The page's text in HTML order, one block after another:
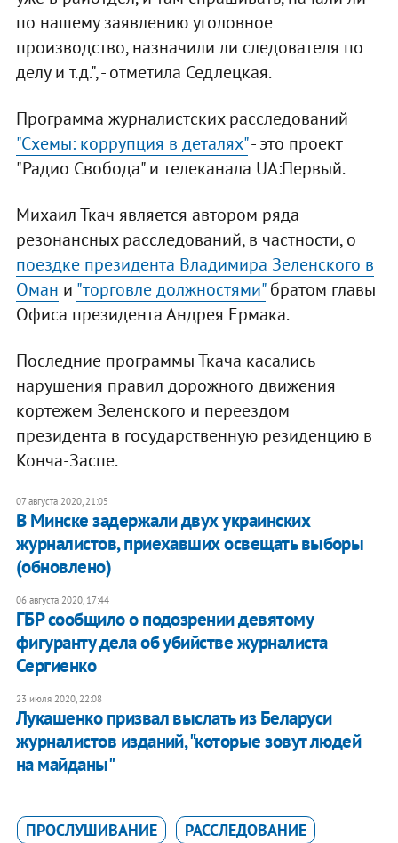
по нашему заявлению уголовное
производство, назначили ли следователя по
делу и т.д.", - отметила Седлецкая.
Программа журналистских расследований
"Схемы: коррупция в деталях"- это проект
"Радио Свобода" и телеканала UA:Первый.
Михаил Ткач является автором ряда
резонансных расследований, в частности, о
поездке президента Владимира Зеленского в
Оман и "торговле должностями"братом главы
Офиса президента Андрея Ермака.
Последние программы Ткача касались
нарушения правил дорожного движения
кортежем Зеленского и переездом
президента в государственную резиденцию в
Конча-Заспе.
07 августа 2020, 21:05
В Минске задержали двух украинских
журналистов, приехавших освещать выборы
(обновлено)
06 августа 2020, 17:44
ГБР сообщило о подозрении девятому
фигуранту дела об убийстве журналиста
Сергиенко
23 июля 2020, 22:08
Лукашенко призвал выслать из Беларуси
журналистов изданий, "которые зовут людей
на майданы"
ПРОСЛУШИВАНИЕ РАССЛЕДОВАНИЕ